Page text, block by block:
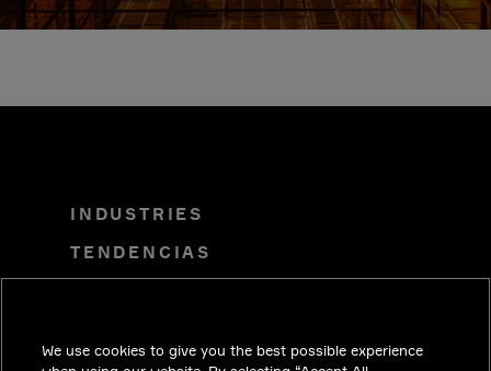
INDUSTRIES
TENDENCIAS
We use cookies to give you the best possible experience